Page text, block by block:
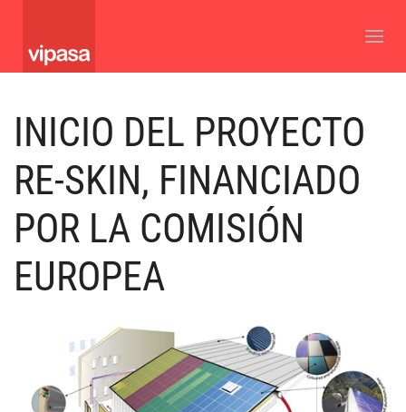
INICIO DEL PROYECTO
RE-SKIN, FINANCIADO
POR LA COMISIÓN
EUROPEA